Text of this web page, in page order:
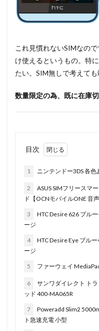
これ見慣れないSIMなの
け使えるというもの。特
たい。SIM無しで考えて
数量限定の為、既に在庫
目次
1 ニンテンドー3DS 各色
2
ASUS SIMフリースマ
ド【OCNモバイルONE 音声
3
HTC Desire 626 ブル
ージ
4
HTC Desire Eye ブル
ージ
5 ファーウェイ
6
サンワダイレクト ト
ッド 400-MA065R
7
Poweradd Slim2
ト急速充電 小型